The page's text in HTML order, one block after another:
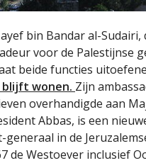
bin Bandar al-Sudairi,
voor de Palestijnse
beide functies
blijft wonen. Zijn
overhandigde aan
Abbas, is een
generaal in de
de Westoever inclusief